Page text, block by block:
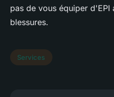
pas de vous équiper
blessures.
Services